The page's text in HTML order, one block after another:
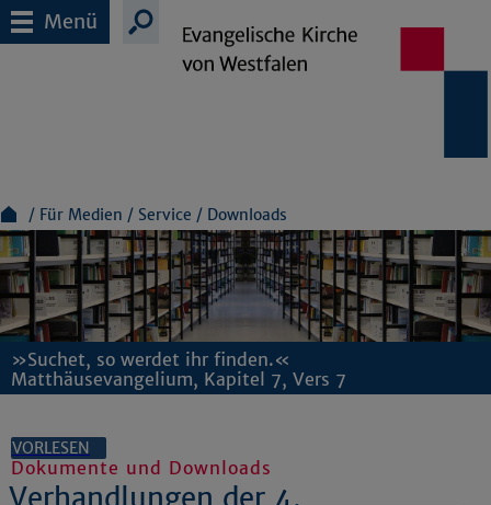
Menü
Für Medien Service Downloads
»Suchet, so werdet ihr finden.«
Matthäusevangelium, Kapitel 7, Vers 7
VORLESEN
Dokumente und Downloads